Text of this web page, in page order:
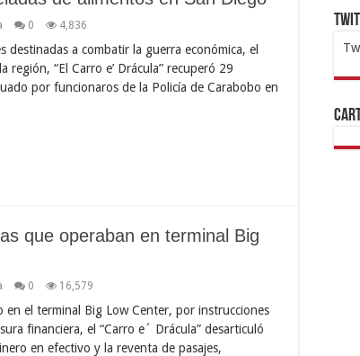
0 4,836
destinadas a combatir la guerra económica, el
región, “El Carro e’ Drácula” recuperó 29
por funcionaros de la Policía de Carabobo en
que operaban en terminal Big
0 16,579
el terminal Big Low Center, por instrucciones
financiera, el “Carro e´ Drácula” desarticuló
en efectivo y la reventa de pasajes,